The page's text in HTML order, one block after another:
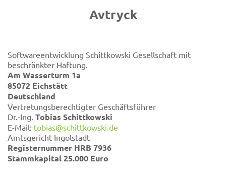
Avtryck
Softwareentwicklung Schittkowski Gesellschaft mit
beschränkter Haftung.
Am Wasserturm 1a
85072 Eichstätt
Deutschland
Vertretungsberechtigter Geschäftsführer
Dr.-Ing. Tobias Schittkowski
E-Mail: tobias@schittkowski.de
Amtsgericht Ingolstadt
Registernummer HRB 7936
Stammkapital 25.000 Euro